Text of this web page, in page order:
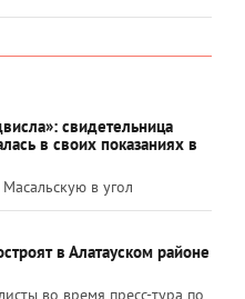
свидетельница
в своих показаниях в
в угол
в Алатауском районе
во время пресс-тура по